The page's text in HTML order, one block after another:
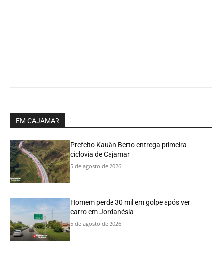
EM CAJAMAR
Prefeito Kauãn Berto entrega primeira
ciclovia de Cajamar
5 de agosto de 2026
Homem perde 30 mil em golpe após ver
carro em Jordanésia
5 de agosto de 2026